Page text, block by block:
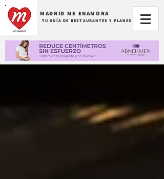
MADRID ME ENAMORA
TU GUÍA DE RESTAURANTES Y PLANES